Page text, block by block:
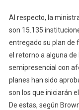
Al respecto, la
son 15.135
entregado su plan de
el retorno a alguna
semipresencial con
planes han sido
son los que iniciarán
De estas, según